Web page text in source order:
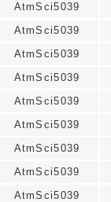
AtmSci5039
AtmSci5039
AtmSci5039
AtmSci5039
AtmSci5039
AtmSci5039
AtmSci5039
AtmSci5039
AtmSci5039